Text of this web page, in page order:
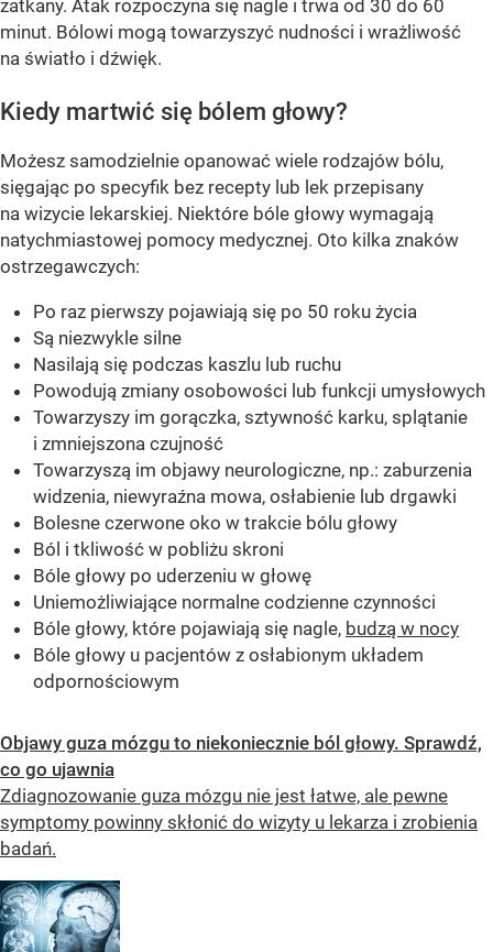
zatkany. Atak rozpoczyna się nagle i trwa od 30 do 60
minut. Bólowi mogą towarzyszyć nudności i wrażliwość
na światło i dźwięk.
Kiedy martwić się bólem głowy?
Możesz samodzielnie opanować wiele rodzajów bólu,
sięgając po specyfik bez recepty lub lek przepisany
na wizycie lekarskiej. Niektóre bóle głowy wymagają
natychmiastowej pomocy medycznej. Oto kilka znaków
ostrzegawczych:
Po raz pierwszy pojawiają się po 50 roku życia
Są niezwykle silne
Nasilają się podczas kaszlu lub ruchu
Powodują zmiany osobowości lub funkcji umysłowych
Towarzyszy im gorączka, sztywność karku, splątanie
i zmniejszona czujność
Towarzyszą im objawy neurologiczne, np.: zaburzenia
widzenia, niewyraźna mowa, osłabienie lub drgawki
Bolesne czerwone oko w trakcie bólu głowy
Ból i tkliwość w pobliżu skroni
Bóle głowy po uderzeniu w głowę
Uniemożliwiające normalne codzienne czynności
Bóle głowy, które pojawiają się nagle, budzą w nocy
Bóle głowy u pacjentów z osłabionym układem
odpornościowym
Objawy guza mózgu to niekoniecznie ból głowy. Sprawdź,
co go ujawnia
Zdiagnozowanie guza mózgu nie jest łatwe, ale pewne
symptomy powinny skłonić do wizyty u lekarza i zrobienia
badań.